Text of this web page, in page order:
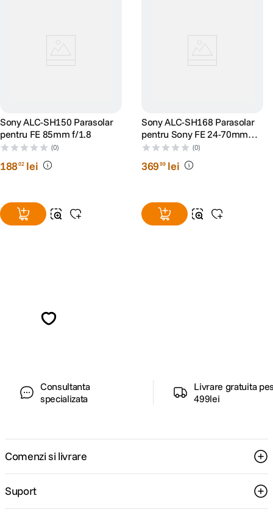
Sony ALC-SH150 Parasolar
pentru FE 85mm f/1.8
(0)
18802 lei
Sony ALC-SH168 Parasolar
pentru Sony FE 24-70mm
F2.8 GM II
(0)
36999 lei
Consultanta
specializata
Livrare gratuita
499lei
Comenzi si livrare
Suport